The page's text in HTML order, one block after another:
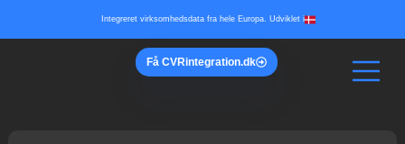
Integreret virksomhedsdata fra hele Europa. Udviklet i
Få CVRintegration.dk